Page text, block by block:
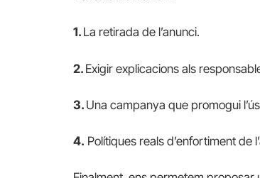
1. La retirada de l’anunci.
2. Exigir explicacions als
3. Una campanya que promogui
4. Polítiques reals d’enfortiment de